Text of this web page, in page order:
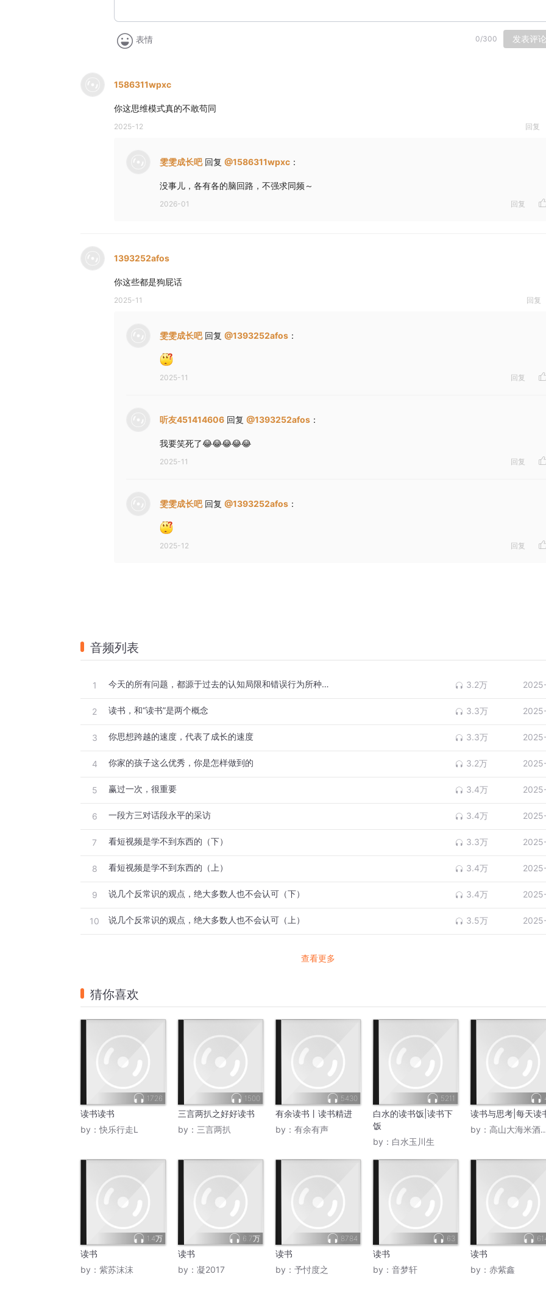
表情 0/300 发表评论
1586311wpxc
你这思维模式真的不敢苟同
2025-12 回复
雯雯成长吧 回复 @1586311wpxc ：
没事儿，各有各的脑回路，不强求同频～
2026-01 回复
1393252afos
你这些都是狗屁话
2025-11 回复
雯雯成长吧 回复 @1393252afos ：
2025-11 回复
听友451414606 回复 @1393252afos ：
我要笑死了😂😂😂😂😂
2025-11 回复
雯雯成长吧 回复 @1393252afos ：
2025-12 回复
音频列表
1 今天的所有问题，都源于过去的认知局限和错误行为所种下的因（上） 3.2万
2 读书，和“读书”是两个概念 3.3万
3 你思想跨越的速度，代表了成长的速度 3.3万
4 你家的孩子这么优秀，你是怎样做到的 3.2万
5 赢过一次，很重要 3.4万
6 一段方三对话段永平的采访 3.4万
7 看短视频是学不到东西的（下） 3.3万
8 看短视频是学不到东西的（上） 3.4万
9 说几个反常识的观点，绝大多数人也不会认可（下） 3.4万
10 说几个反常识的观点，绝大多数人也不会认可（上） 3.5万
查看更多
猜你喜欢
1726
读书读书
by：快乐行走L
1500
三言两扒之好好读书
by： 三言两扒
5430
有余读书丨读书精进
by： 有余有声
5211
白水的读书饭|读书下
饭
by： 白水玉川生
读书与思考|每天读
by： 高山大海米酒读书笔记
1.4万
读书
by： 紫苏沫沫
6.7万
读书
by： 凝2017
8784
读书
by： 予忖度之
63
读书
by： 音梦轩
读书
by： 赤紫鑫